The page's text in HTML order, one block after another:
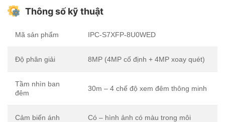
Thông số kỹ thuật
Mã sản phẩm IPC-S7XFP-8U0WED
Độ phân giải 8MP (4MP cố định + 4MP xoay quét)
Tầm nhìn ban
đêm
30m – 4 chế độ xem đêm thông minh
Cảm biến ánh
Có – hình ảnh có màu trong môi